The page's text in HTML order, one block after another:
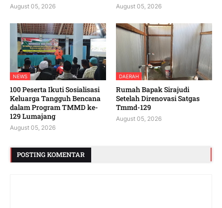
August 05, 2026 August 05, 2026
NEWS
100 Peserta Ikuti Sosialisasi
Keluarga Tangguh Bencana
dalam Program TMMD ke-
129 Lumajang
August 05, 2026
DAERAH
Rumah Bapak Sirajudi
Setelah Direnovasi Satgas
Tmmd-129
August 05, 2026
POSTING KOMENTAR